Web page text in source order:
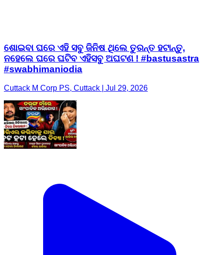
ଶୋଇବା ଘରେ ଏହି ସବୁ ଜିନିଷ ଥିଲେ ତୁରନ୍ତ ହଟାନ୍ତୁ,
ନହେଲେ ଘରେ ଘଟିବ ଏହିସବୁ ଅଘଟଣ ! #bastusastra
#swabhimaniodia
Cuttack M Corp PS, Cuttack | Jul 29, 2026